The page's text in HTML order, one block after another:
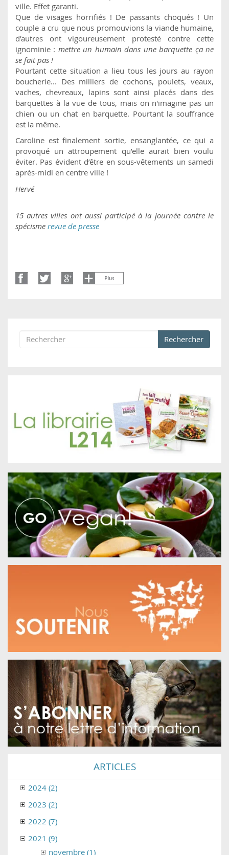
ville. Effet garanti.
Que de visages horrifiés ! De passants choqués ! Un
couple a cru que nous promouvions la viande humaine,
d’autres ont vigoureusement protesté contre cette
ignominie : mettre un humain dans une barquette ça ne
se fait pas !
Pourtant cette situation a lieu tous les jours au rayon
boucherie... Des milliers de cochons, poulets, veaux,
vaches, chevreaux, lapins sont ainsi placés dans des
barquettes à la vue de tous, mais on n'imagine pas un
chien ou un chat en barquette. Pourtant la souffrance
est la même.
Caroline est finalement sortie, ensanglantée, ce qui a
provoqué un attroupement qu’elle aurait bien voulu
éviter. Pas évident d’être en sous-vêtements un samedi
après-midi en centre ville !
Hervé
15 autres villes ont aussi participé à la journée contre le
spécisme revue de presse
Formulaire de recherche
Rechercher
ARTICLES
2024 (2)
2023 (2)
2022 (7)
2021 (9)
novembre (1)